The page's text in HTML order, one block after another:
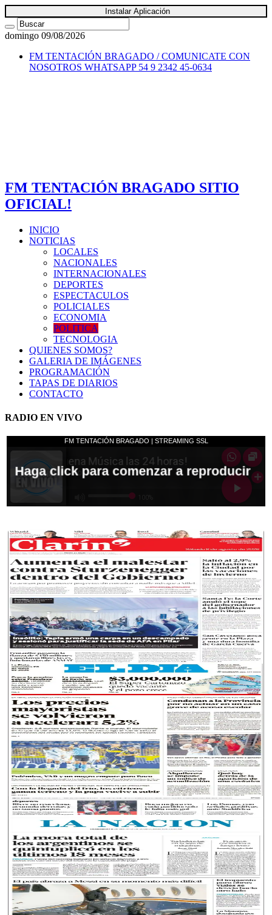
Instalar Aplicación
domingo 09/08/2026
FM TENTACIÓN BRAGADO / COMUNICATE CON
NOSOTROS WHATSAPP 54 9 2342 45-0634
FM TENTACIÓN BRAGADO SITIO
OFICIAL!
INICIO
NOTICIAS
LOCALES
NACIONALES
INTERNACIONALES
DEPORTES
ESPECTACULOS
POLICIALES
ECONOMIA
POLITICA
TECNOLOGIA
QUIENES SOMOS?
GALERIA DE IMÁGENES
PROGRAMACIÓN
TAPAS DE DIARIOS
CONTACTO
RADIO EN VIVO